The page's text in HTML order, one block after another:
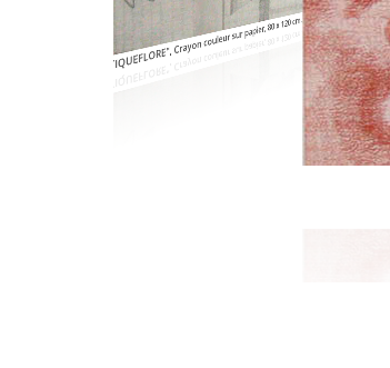
"DYPTIQUEFLORE", Crayon couleur sur papier, 80 x 120 cm.